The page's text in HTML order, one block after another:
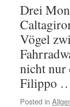
Drei
Vögel
nicht nur
Filippo
Posted in